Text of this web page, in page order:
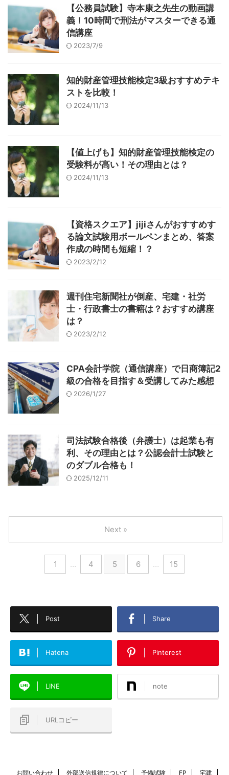
【公務員試験】寺本康之先生の動画講
義！10時間で刑法がマスターできる通
信講座
2023/7/9
知的財産管理技能検定3級おすすめテキ
ストを比較！
2024/11/13
【値上げも】知的財産管理技能検定の
受験料が高い！その理由とは？
2024/11/13
【資格スクエア】jijiさんがおすすめす
る論文試験用ボールペンまとめ、答案
作成の時間も短縮！？
2023/2/12
週刊住宅新聞社が倒産、宅建・社労
士・行政書士の書籍は？おすすめ講座
は？
2023/2/12
CPA会計学院（通信講座）で日商簿記2
級の合格を目指す＆受講してみた感想
2026/1/27
司法試験合格後（弁護士）は起業も有
利、その理由とは？公認会計士試験と
のダブル合格も！
2025/12/11
1 … 4 5 6 … 15
Next »
Post Share
Hatena Pinterest
LINE note
URLコピー
お問い合わせ 外部送信規律について 予備試験 FP 宅建